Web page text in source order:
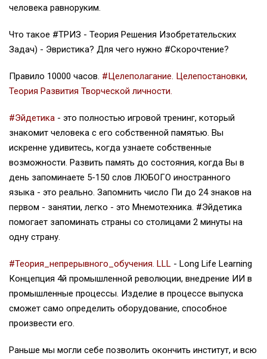
человека равноруким.
Что такое #ТРИЗ - Теория Решения Изобретательских
Задач) - Эвристика? Для чего нужно #Скорочтение?
Правило 10000 часов. #Целеполагание. Целепостановки,
Теория Развития Творческой личности.
#Эйдетика - это полностью игровой тренинг, который
знакомит человека с его собственной памятью. Вы
искренне удивитесь, когда узнаете собственные
возможности. Развить память до состояния, когда Вы в
день запоминаете 5-150 слов ЛЮБОГО иностранного
языка - это реально. Запомнить число Пи до 24 знаков на
первом - занятии, легко - это Мнемотехника. #Эйдетика
помогает запоминать страны со столицами 2 минуты на
одну страну.
#Теория_непрерывного_обучения. LLL - Long Life Learning
Концепция 4й промышленной революции, внедрение ИИ в
промышленные процессы. Изделие в процессе выпуска
сможет само определить оборудование, способное
произвести его.
Раньше мы могли себе позволить окончить институт, и всю